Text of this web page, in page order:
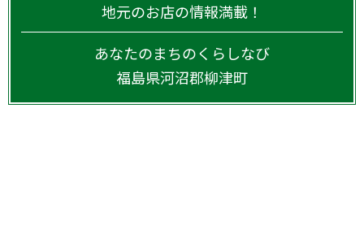
地元のお店の情報満載！
あなたのまちのくらしなび
福島県河沼郡柳津町